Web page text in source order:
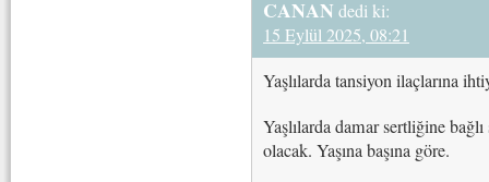
CANAN dedi ki:
15 Eylül 2025, 08:21
Yaşlılarda tansiyon ilaçlarına
Yaşlılarda damar sertliğine
olacak. Yaşına başına göre.